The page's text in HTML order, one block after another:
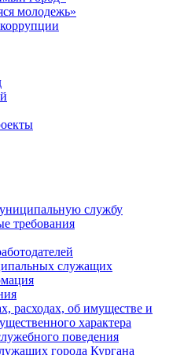
молодежь»
службу
требования
служащих
расходах, об имуществе и
характера
поведения
города Кургана